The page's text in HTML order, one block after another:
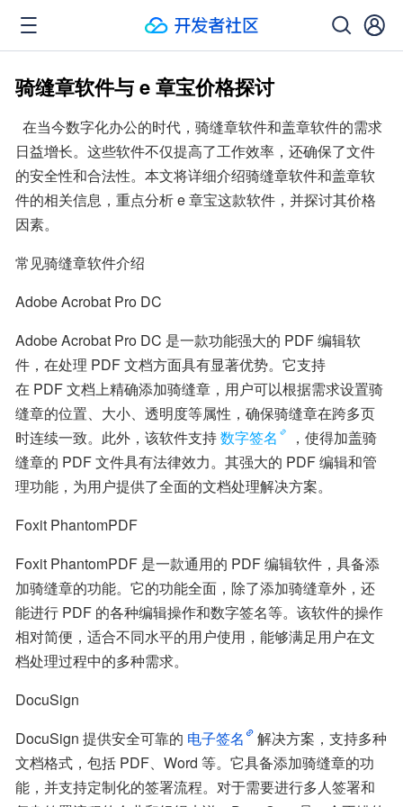
骑缝章软件与 e 章宝价格探讨
在当今数字化办公的时代，骑缝章软件和盖章软件的需求
日益增长。这些软件不仅提高了工作效率，还确保了文件
的安全性和合法性。本文将详细介绍骑缝章软件和盖章软
件的相关信息，重点分析 e 章宝这款软件，并探讨其价格
因素。
常见骑缝章软件介绍
Adobe Acrobat Pro DC
Adobe Acrobat Pro DC 是一款功能强大的 PDF 编辑软
件，在处理 PDF 文档方面具有显著优势。它支持
在 PDF 文档上精确添加骑缝章，用户可以根据需求设置骑
缝章的位置、大小、透明度等属性，确保骑缝章在跨多页
时连续一致。此外，该软件支持数字签名
，使得加盖骑
缝章的 PDF 文件具有法律效力。其强大的 PDF 编辑和管
理功能，为用户提供了全面的文档处理解决方案。
Foxit PhantomPDF
Foxit PhantomPDF 是一款通用的 PDF 编辑软件，具备添
加骑缝章的功能。它的功能全面，除了添加骑缝章外，还
能进行 PDF 的各种编辑操作和数字签名等。该软件的操作
相对简便，适合不同水平的用户使用，能够满足用户在文
档处理过程中的多种需求。
DocuSign
DocuSign 提供安全可靠的 电子签名
解决方案，支持多种
文档格式，包括 PDF、Word 等。它具备添加骑缝章的功
能，并支持定制化的签署流程。对于需要进行多人签署和